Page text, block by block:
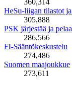
360,314
HeSu-liigan tilastot
305,888
PSK järjestää ja
286,566
FI-Sääntökeskustelu
274,486
Suomen maajoukkue
273,611